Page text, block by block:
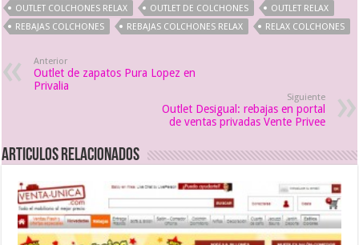
OUTLET COLCHONES RELAX
OUTLET DE COLCHONES
OUTLET RELAX
REBAJAS COLCHONES
REBAJAS COLCHONES RELAX RELAX COLCHONES
Anterior
Outlet de zapatos Pura Lopez en
Privalia
Siguiente
Outlet Desigual: rebajas en portal
de ventas privadas Vente Privee
Articulos relacionados